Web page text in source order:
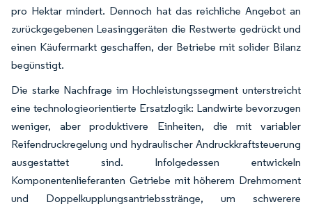
pro Hektar mindert. Dennoch hat das reichliche Angebot an
zurückgegebenen Leasinggeräten die Restwerte gedrückt und
einen Käufermarkt geschaffen, der Betriebe mit solider Bilanz
begünstigt.
Die starke Nachfrage im Hochleistungssegment unterstreicht
eine technologieorientierte Ersatzlogik: Landwirte bevorzugen
weniger, aber produktivere Einheiten, die mit variabler
Reifendruckregelung und hydraulischer Andruckkraftsteuerung
ausgestattet sind. Infolgedessen entwickeln
Komponentenlieferanten Getriebe mit höherem Drehmoment
und Doppelkupplungsantriebsstränge, um schwerere